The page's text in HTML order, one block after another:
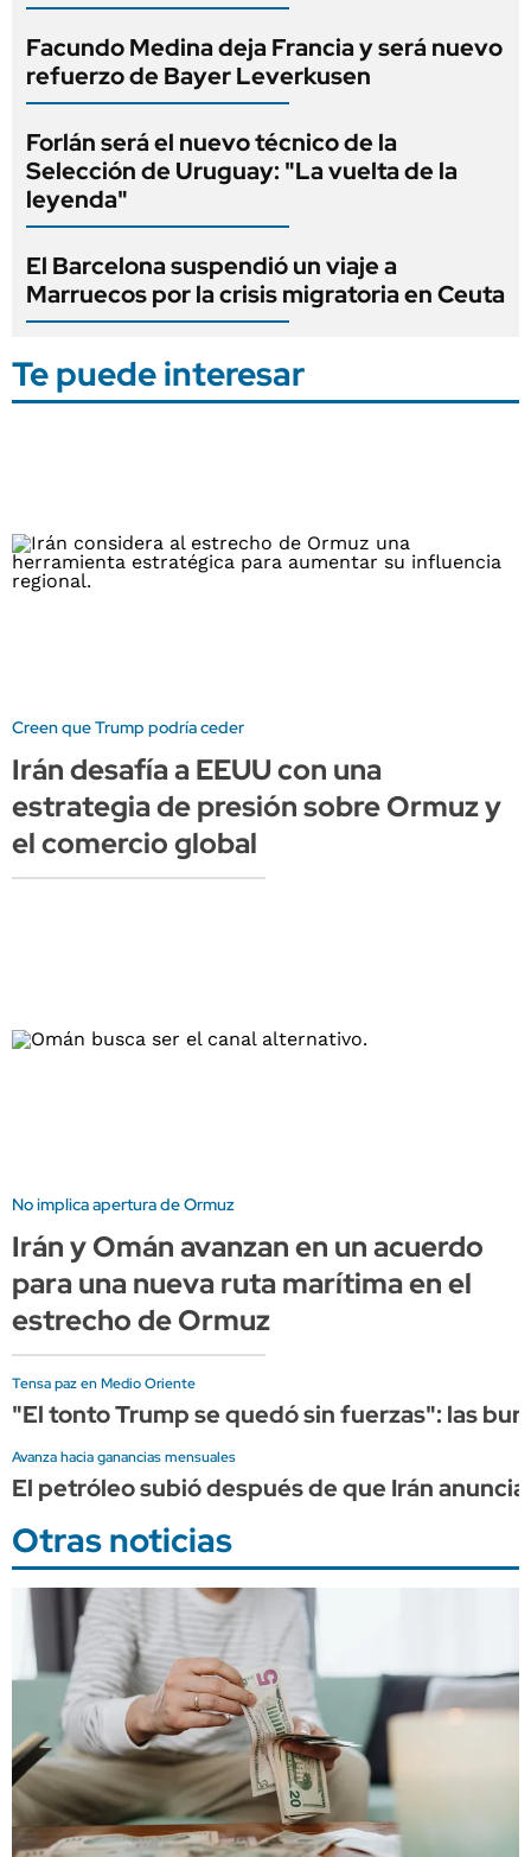
Facundo Medina deja Francia y será nuevo
refuerzo de Bayer Leverkusen
Forlán será el nuevo técnico de la
Selección de Uruguay: "La vuelta de la
leyenda"
El Barcelona suspendió un viaje a
Marruecos por la crisis migratoria en Ceuta
Te puede interesar
Creen que Trump podría ceder
Irán desafía a EEUU con una
estrategia de presión sobre Ormuz y
el comercio global
No implica apertura de Ormuz
Irán y Omán avanzan en un acuerdo
para una nueva ruta marítima en el
estrecho de Ormuz
Tensa paz en Medio Oriente
"El tonto Trump se quedó sin fuerzas": las
Avanza hacia ganancias mensuales
El petróleo subió después de que Irán
Otras noticias